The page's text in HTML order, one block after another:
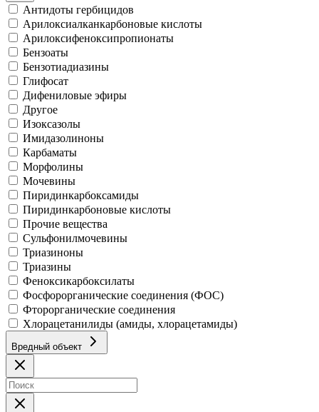
Антидоты гербицидов
Арилоксиалканкарбоновые кислоты
Арилоксифеноксипропионаты
Бензоаты
Бензотиадиазины
Глифосат
Дифениловые эфиры
Другое
Изоксазолы
Имидазолиноны
Карбаматы
Морфолины
Мочевины
Пиридинкарбоксамиды
Пиридинкарбоновые кислоты
Прочие вещества
Сульфонилмочевины
Триазиноны
Триазины
Феноксикарбоксилаты
Фосфорорганические соединения (ФОС)
Фторорганические соединения
Хлорацетанилиды (амиды, хлорацетамиды)
Вредный объект